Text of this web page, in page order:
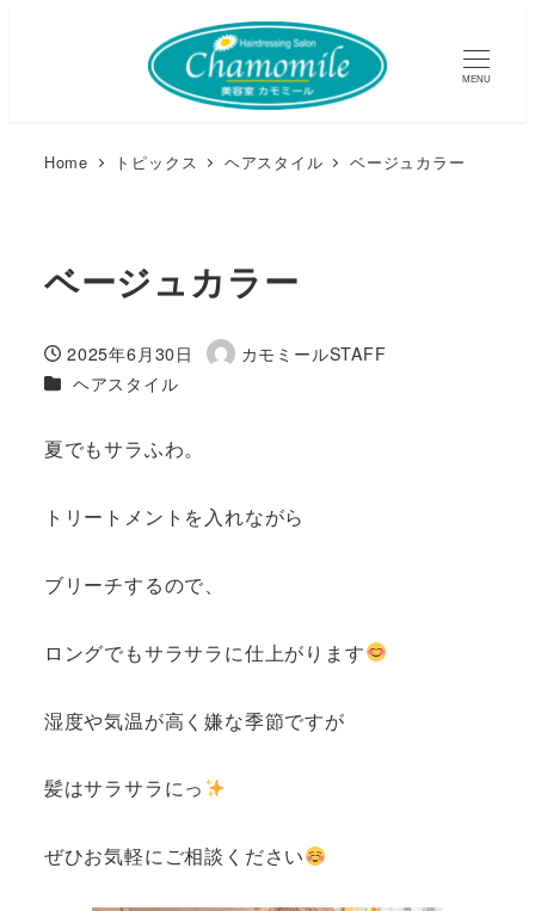
MENU
Home トピックス ヘアスタイル ベージュカラー
ベージュカラー
投稿日
2025年6月30日
著
カモミールSTAFF
カテゴリー
ヘアスタイル
夏でもサラふわ。
トリートメントを入れながら
ブリーチするので、
ロングでもサラサラに仕上がります
湿度や気温が高く嫌な季節ですが
髪はサラサラにっ
ぜひお気軽にご相談ください